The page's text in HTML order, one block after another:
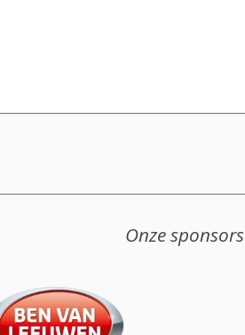
Onze sponsors